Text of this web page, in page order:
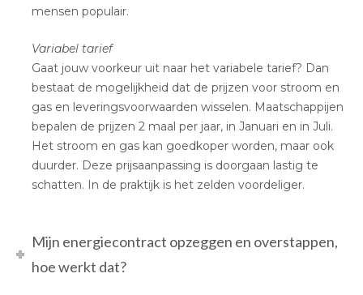
mensen populair.
Variabel tarief
Gaat jouw voorkeur uit naar het variabele tarief? Dan
bestaat de mogelijkheid dat de prijzen voor stroom en
gas en leveringsvoorwaarden wisselen. Maatschappijen
bepalen de prijzen 2 maal per jaar, in Januari en in Juli.
Het stroom en gas kan goedkoper worden, maar ook
duurder. Deze prijsaanpassing is doorgaan lastig te
schatten. In de praktijk is het zelden voordeliger.
Mijn energiecontract opzeggen en overstappen,
hoe werkt dat?